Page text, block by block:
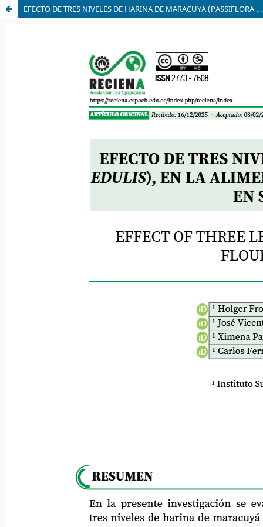
EFECTO DE TRES NIVELES DE HARINA DE MARACUYÁ (PASSIFLORA EDULIS), EN LA ALIMENTACIÓN DE POLLOS DE ENGORDE (BROILERS) EN SANTO DOMINGO, ECUADOR